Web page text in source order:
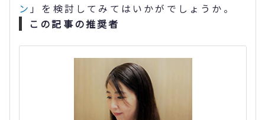
ン 」を検討してみてはいかがでしょうか。
この記事の推奨者